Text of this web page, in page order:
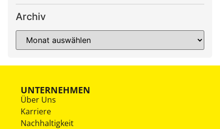
Archiv
UNTERNEHMEN
Über Uns
Karriere
Nachhaltigkeit